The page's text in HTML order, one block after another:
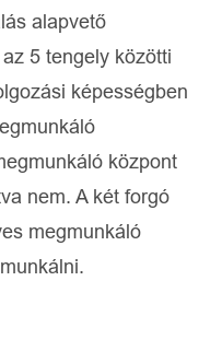
alapvető
5 tengely közötti
képességben
központ
nem. A két forgó
megmunkáló